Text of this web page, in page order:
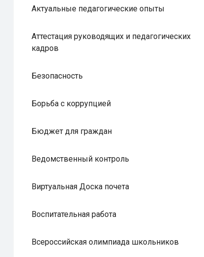
Актуальные педагогические опыты
Аттестация руководящих и педагогических
кадров
Безопасность
Борьба с коррупцией
Бюджет для граждан
Ведомственный контроль
Виртуальная Доска почета
Воспитательная работа
Всероссийская олимпиада школьников